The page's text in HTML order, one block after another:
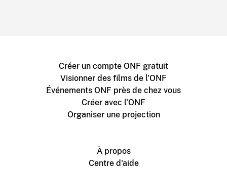
Créer un compte ONF gratuit
Visionner des films de l'ONF
Événements ONF près de chez vous
Créer avec l'ONF
Organiser une projection
À propos
Centre d'aide